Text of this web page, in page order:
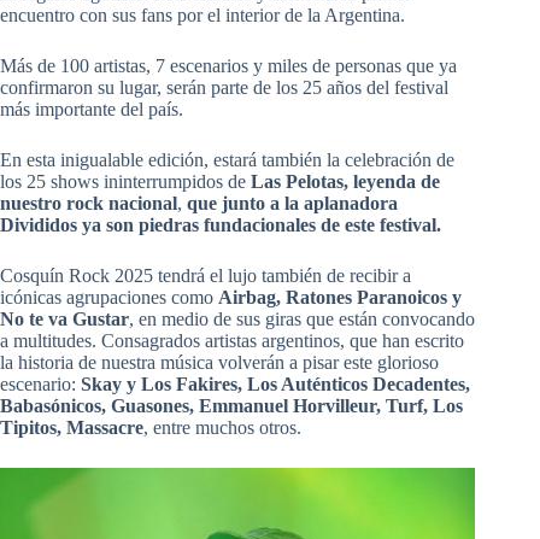
encuentro con sus fans por el interior de la Argentina.
Más de 100 artistas, 7 escenarios y miles de personas que ya
confirmaron su lugar, serán parte de los 25 años del festival
más importante del país.
En esta inigualable edición, estará también la celebración de
los 25 shows ininterrumpidos de Las Pelotas, leyenda de
nuestro rock nacional, que junto a la aplanadora
Divididos ya son piedras fundacionales de este festival.
Cosquín Rock 2025 tendrá el lujo también de recibir a
icónicas agrupaciones como Airbag, Ratones Paranoicos y
No te va Gustar, en medio de sus giras que están convocando
a multitudes. Consagrados artistas argentinos, que han escrito
la historia de nuestra música volverán a pisar este glorioso
escenario: Skay y Los Fakires, Los Auténticos Decadentes,
Babasónicos, Guasones, Emmanuel Horvilleur, Turf, Los
Tipitos, Massacre, entre muchos otros.